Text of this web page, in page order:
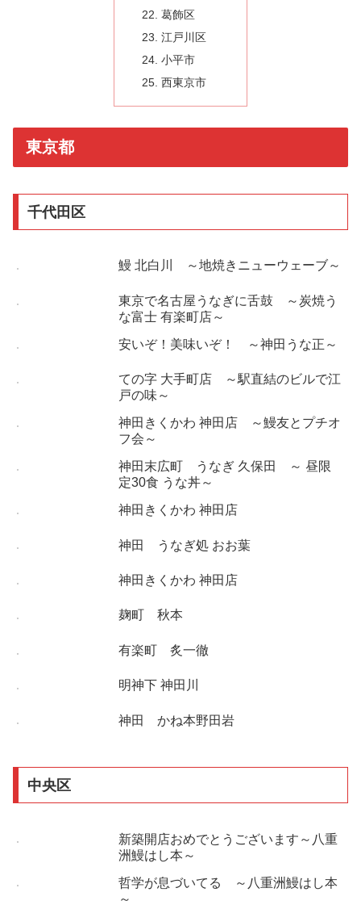
葛飾区
江戸川区
小平市
西東京市
東京都
千代田区
鰻 北白川 ～地焼きニューウェーブ～
東京で名古屋うなぎに舌鼓 ～炭焼う
な富士 有楽町店～
安いぞ！美味いぞ！ ～神田うな正～
ての字 大手町店 ～駅直結のビルで江
戸の味～
神田きくかわ 神田店 ～鰻友とプチオ
フ会～
神田末広町 うなぎ 久保田 ～ 昼限
定30食 うな丼～
神田きくかわ 神田店
神田 うなぎ処 おお葉
神田きくかわ 神田店
麹町 秋本
有楽町 炙一徹
明神下 神田川
神田 かね本野田岩
中央区
新築開店おめでとうございます～八重
洲鰻はし本～
哲学が息づいてる ～八重洲鰻はし本
～